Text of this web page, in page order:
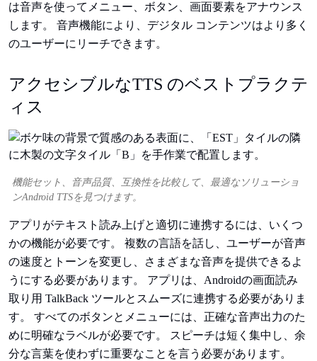
は音声を使ってメニュー、ボタン、画面要素をアナウンス
します。 音声機能により、デジタル コンテンツはより多く
のユーザーにリーチできます。
アクセシブルなTTS のベストプラクテ
ィス
機能セット、音声品質、互換性を比較して、最適なソリューショ
ンAndroid TTSを見つけます。
アプリがテキスト読み上げと適切に連携するには、いくつ
かの機能が必要です。 複数の言語を話し、ユーザーが音声
の速度とトーンを変更し、さまざまな音声を提供できるよ
うにする必要があります。 アプリは、Androidの画面読み
取り用 TalkBack ツールとスムーズに連携する必要がありま
す。 すべてのボタンとメニューには、正確な音声出力のた
めに明確なラベルが必要です。 スピーチは短く集中し、余
分な言葉を使わずに重要なことを言う必要があります。